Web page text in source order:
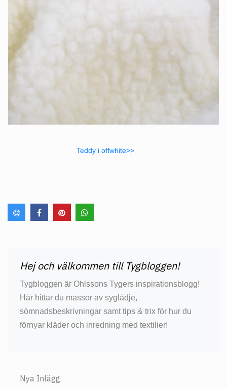
Teddy i offwhite>>
Hej och välkommen till Tygbloggen!
Tygbloggen är Ohlssons Tygers inspirationsblogg!
Här hittar du massor av syglädje,
sömnadsbeskrivningar samt tips & trix för hur du
förnyar kläder och inredning med textilier!
Nya Inlägg